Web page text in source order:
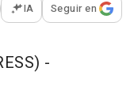
opciones para
IA Seguir en
-